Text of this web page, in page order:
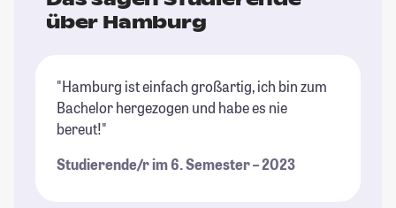
über Hamburg
"Hamburg ist einfach großartig, ich bin zum
Bachelor hergezogen und habe es nie
bereut!"
Studierende/r im 6. Semester – 2023